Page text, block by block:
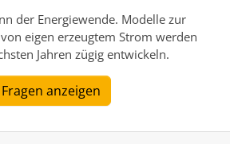
der Energiewende. Modelle zur
eigen erzeugtem Strom werden
Jahren zügig entwickeln.
anzeigen